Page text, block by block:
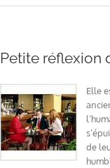
Petite réflexion
Elle
de